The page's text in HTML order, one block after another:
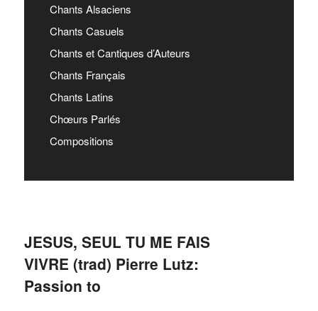
JESUS, SEUL TU ME FAIS
VIVRE (trad) Pierre Lutz:
Passion to
Chants Alsaciens
Chants Casuels
Chants et Cantiques d’Auteurs
Chants Français
Chants Latins
Chœurs Parlés
Compositions